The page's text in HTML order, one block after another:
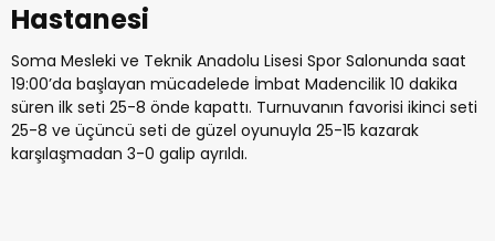
Hastanesi
Soma Mesleki ve Teknik Anadolu Lisesi Spor Salonunda saat
19:00’da başlayan mücadelede İmbat Madencilik 10 dakika
süren ilk seti 25-8 önde kapattı. Turnuvanın favorisi ikinci seti
25-8 ve üçüncü seti de güzel oyunuyla 25-15 kazarak
karşılaşmadan 3-0 galip ayrıldı.